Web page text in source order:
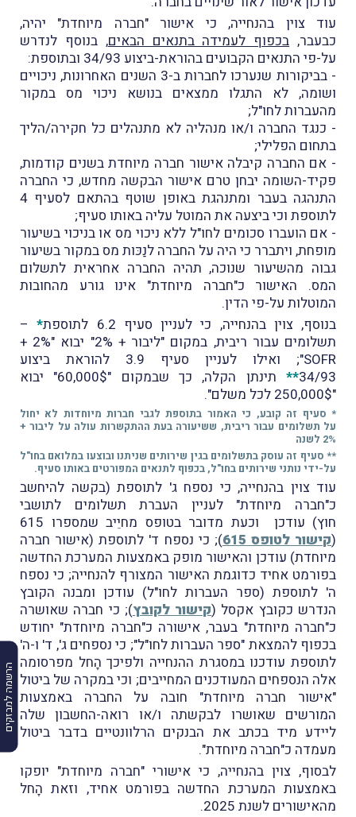
הרשמה למבזקים
עוד צוין בהנחייה, כי אישור "חברה מיוחדת" יהיה,
כבעבר, בכפוף לעמידה בתנאים הבאים, בנוסף לנדרש
על-פי התנאים הקבועים בהוראת-ביצוע 34/93 ובתוספת:
- בביקורות שנערכו לחברות ב-3 השנים האחרונות, ניכויים
ושומה, לא התגלו ממצאים בנושא ניכוי מס במקור
מהעברות לחו"ל;
- כנגד החברה ו/או מנהליה לא מתנהלים כל חקירה/הליך
בתחום הפלילי;
- אם החברה קיבלה אישור חברה מיוחדת בשנים קודמות,
פקיד-השומה יבחן טרם אישור הבקשה מחדש, כי החברה
התנהגה בעבר ומתנהגת באופן שוטף בהתאם לסעיף 4
לתוספת וכי ביצעה את המוטל עליה באותו סעיף;
- אם הועברו סכומים לחו"ל ללא ניכוי מס או בניכוי בשיעור
מופחת, ויתברר כי היה על החברה לנַכּות מס במקור בשיעור
גבוה מהשיעור שנוכה, תהיה החברה אחראית לתשלום
המס. האישור כ"חברה מיוחדת" אינו גורע מהחובות
המוטלות על-פי הדין.
בנוסף, צוין בהנחייה, כי לעניין סעיף 6.2 לתוספת
*
–
תשלומים עבור ריבית, במקום "ליבור + 2%" יבוא "2% +
SOFR"; ואילו לעניין סעיף 3.9 להוראת ביצוע
34/93
**
תינתן הקלה, כך שבמקום "60,000$" יבוא
"250,000$ לכל משלם".
* סעיף זה קובע, כי האמור בתוספת לגבי חברות מיוחדות לא יחול
על תשלומים עבור ריבית, ששיעורה בעת ההתקשרות עולה על ליבור +
2% לשנה
** סעיף זה עוסק בתשלומים בגין שירותים שניתנו ובוצעו במלואם בחו"ל
על-ידי נותני שירותים בחו"ל, בכפוף לתנאים המפורטים באותו סעיף.
עוד צוין בהנחייה, כי נספח ג' לתוספת (בקשה להיחשב
כ"חברה מיוחדת" לעניין העברת תשלומים לתושבי
חוץ) עודכן וכעת מדובר בטופס מחיֵיב שמספרו 615
(קישור לטופס 615
); כי נספח ד' לתוספת (אישור חברה
מיוחדת) עודכן והאישור מופק באמצעות המערכת החדשה
בפורמט אחיד כדוגמת האישור המצורף להנחייה; כי נספח
ה' לתוספת (ספר העברות לחו"ל) עודכן ומבנה הקובץ
הנדרש כקובץ אקסל (קישור לקובץ); כי חברה שאושרה
כ"חברה מיוחדת" בעבר, אישורה כ"חברה מיוחדת" יחודש
בכפוף להמצאת "ספר העברות לחו"ל"; כי נספחים ג', ד' ו-ה'
לתוספת עודכנו במסגרת ההנחייה ולפיכך הָחל מפרסומה
אלה הנספחים המעודכנים המחייבים; וכי במקרה של ביטול
"אישור חברה מיוחדת" חובה על החברה באמצעות
המורשים שאושרו לבקשתה ו/או רואה-החשבון שלה
ליידע מיד בכתב את הבנקים הרלוונטיים בדבר ביטול
מעמדה כ"חברה מיוחדת".
לבסוף, צוין בהנחייה, כי אישורי "חברה מיוחדת" יופקו
באמצעות המערכת החדשה בפורמט אחיד, וזאת הָחל
מהאישורים לשנת 2025.